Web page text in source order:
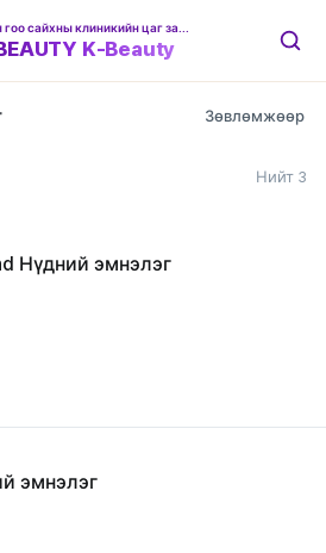
K-Beauty
Нийт 3
Нүдний эмнэлэг
эмнэлэг